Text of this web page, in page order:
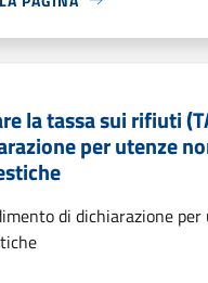
la tassa sui rifiuti
per utenze
di dichiarazione